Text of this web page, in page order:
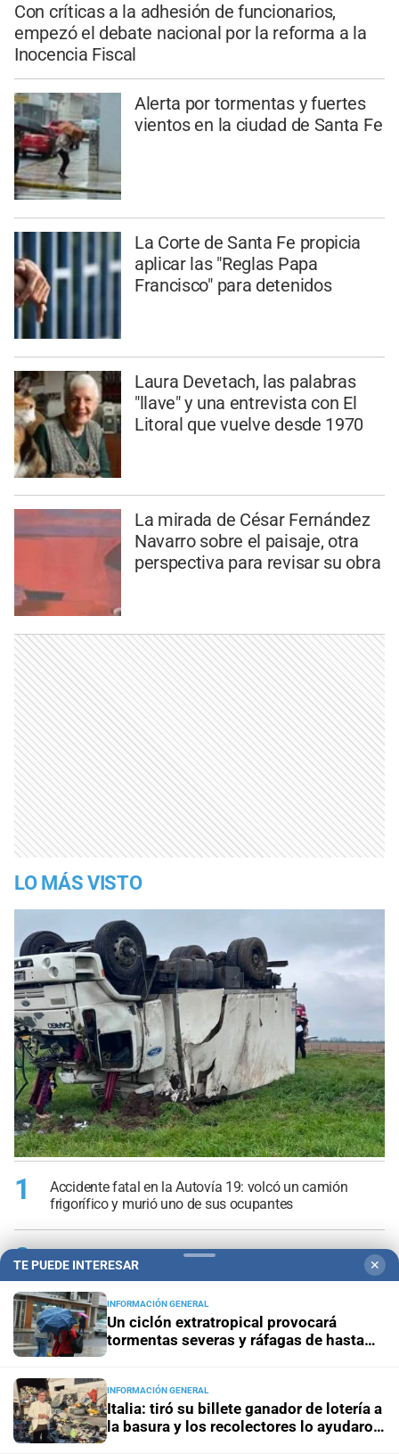
Con críticas a la adhesión de funcionarios,
empezó el debate nacional por la reforma a la
Inocencia Fiscal
Alerta por tormentas y fuertes
vientos en la ciudad de Santa Fe
La Corte de Santa Fe propicia
aplicar las "Reglas Papa
Francisco" para detenidos
Laura Devetach, las palabras
"llave" y una entrevista con El
Litoral que vuelve desde 1970
La mirada de César Fernández
Navarro sobre el paisaje, otra
perspectiva para revisar su obra
LO MÁS VISTO
1
Accidente fatal en la Autovía 19: volcó un camión
frigorífico y murió uno de sus ocupantes
2
Un ciclón extratropical provocará tormentas severas y
ráfagas de hasta 100 km/h
3
Italia: tiró su billete ganador de lotería a la basura y los
recolectores lo ayudaron a recuperarlo
4 Quini 6: estos son los números favorecidos
Otro tren descarrilado en la zona oeste y un nuevo
TE PUEDE INTERESAR ✕
INFORMACIÓN GENERAL
Un ciclón extratropical provocará
tormentas severas y ráfagas de hasta
INFORMACIÓN GENERAL
Italia: tiró su billete ganador de lotería a
la basura y los recolectores lo ayudaron